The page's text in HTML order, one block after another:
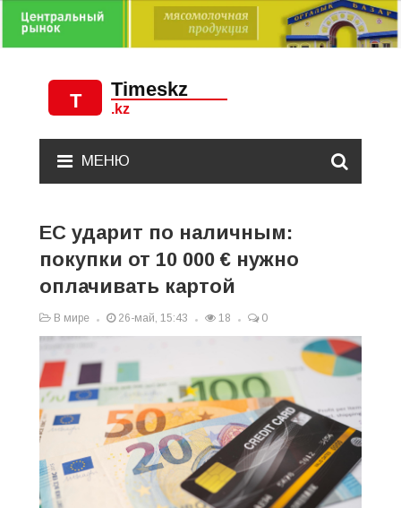
МЕНЮ
ЕС ударит по наличным:
покупки от 10 000 € нужно
оплачивать картой
В мире 26-май, 15:43 18 0